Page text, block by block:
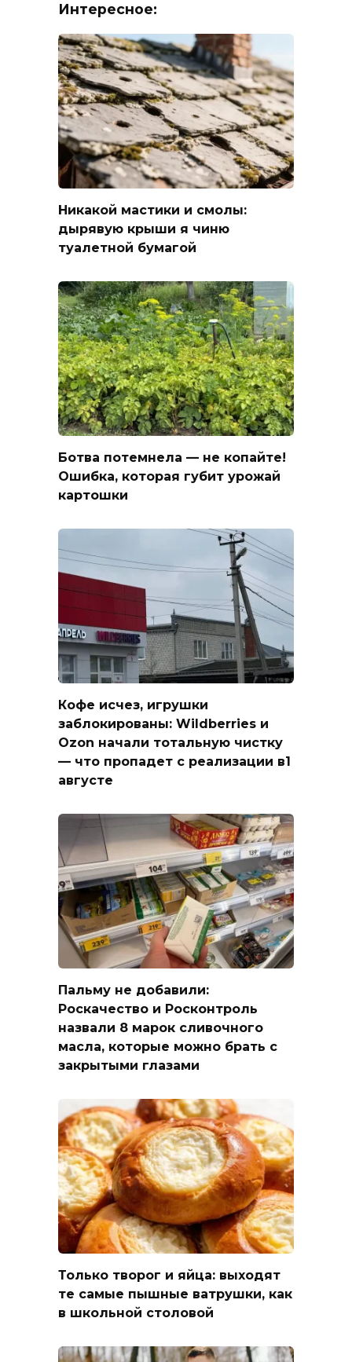
Интересное:
Никакой мастики и смолы:
дырявую крыши я чиню
туалетной бумагой
Ботва потемнела — не копайте!
Ошибка, которая губит урожай
картошки
Кофе исчез, игрушки
заблокированы: Wildberries и
Ozon начали тотальную чистку
— что пропадет с реализации в1
августе
Пальму не добавили:
Роскачество и Росконтроль
назвали 8 марок сливочного
масла, которые можно брать с
закрытыми глазами
Только творог и яйца: выходят
те самые пышные ватрушки, как
в школьной столовой